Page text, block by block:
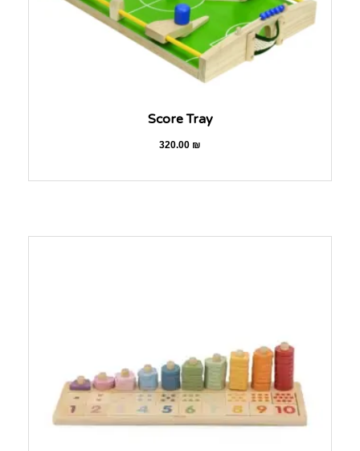
Score Tray
320.00₪